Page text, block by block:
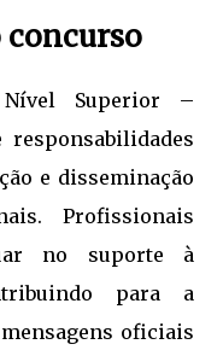
concurso
Superior –
responsabilidades
e disseminação
Profissionais
no suporte à
para a
oficiais